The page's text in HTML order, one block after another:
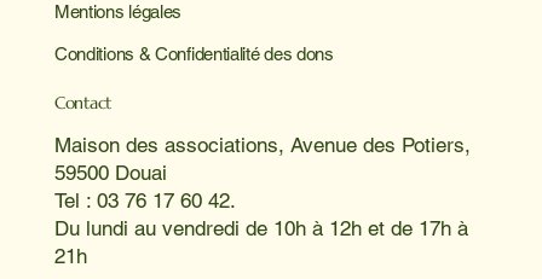
Mentions légales
Conditions & Confidentialité des dons
Contact
Maison des associations, Avenue des Potiers,
59500 Douai
Tel : 03 76 17 60 42.
Du lundi au vendredi de 10h à 12h et de 17h à
21h